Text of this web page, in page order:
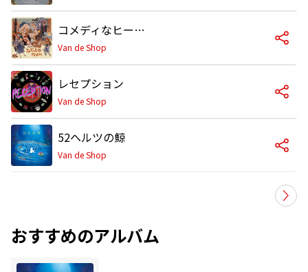
コメディなヒーローになれたなら
Van de Shop
レセプション
Van de Shop
52ヘルツの鯨
Van de Shop
おすすめのアルバム